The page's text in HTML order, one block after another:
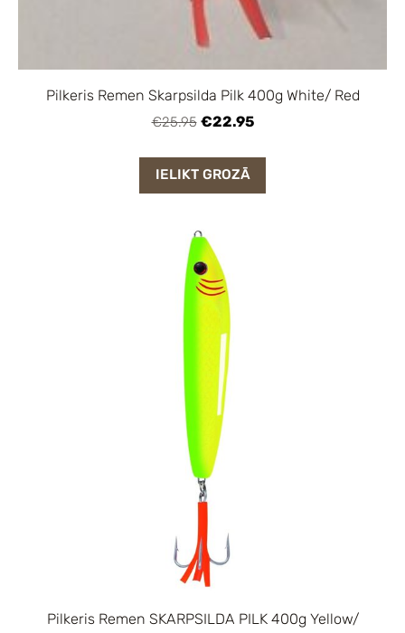
Pilkeris Remen Skarpsilda Pilk 400g White/ Red
€25.95 €22.95
IELIKT GROZĀ
Pilkeris Remen SKARPSILDA PILK 400g Yellow/